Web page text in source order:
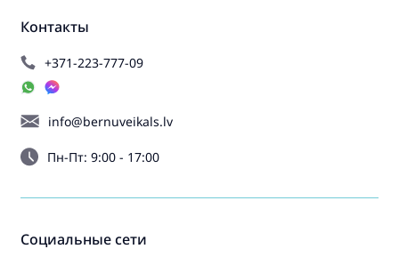
Контакты
+371-223-777-09
info@bernuveikals.lv
Пн-Пт: 9:00 - 17:00
Социальные сети